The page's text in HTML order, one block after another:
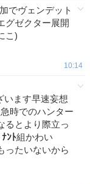
でヴェンデット
グゼクター展開
こ)
10:14
います早速妄想
時でのハンター
るとより際立っ
ﾅﾝﾄ組かわい
たいないから